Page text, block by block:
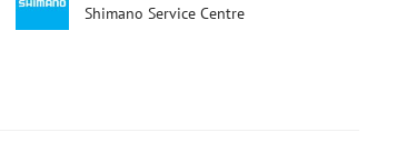
Shimano Service Centre